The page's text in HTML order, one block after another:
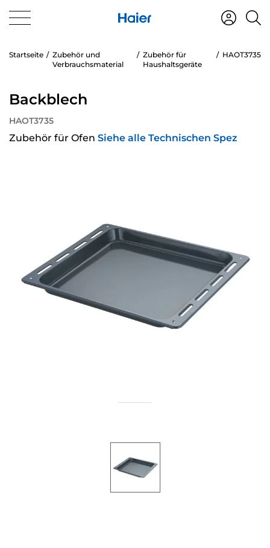
Startseite
Zubehör und
Verbrauchsmaterial
Zubehör für
Haushaltsgeräte
HAOT3735
Backblech
HAOT3735
Zubehör für Ofen Siehe alle Technischen Spez